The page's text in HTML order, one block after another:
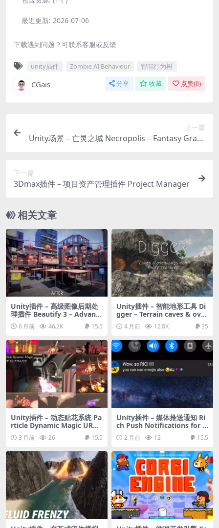
最近更新: 2026-07-06
下载遇到问题？可联系客服或反馈
unity插件 Zombie AI Behaviour 智能行为树
CGais 分享 收藏 点赞(0)
上一篇
Unity场景 – 亡灵之城 Necropolis – Fantasy Grave
下一篇
3Dmax插件 – 项目资产管理插件 Project Manager
相关文章
Unity插件 – 高级图像后期处
理插件 Beautify 3 – Advanc
ed Post Processing
6 月前 46.2K 15.5
Unity插件 – 智能地形工具 Di
gger – Terrain caves & over
hangs
4 月前 12.8K 35
Unity插件 – 动态贴花系统 Pa
rticle Dynamic Magic URP
ULTIMATE – Decals, Particl
es, Radiosity & Splines
3 月前 26 15.5
Unity插件 – 媒体推送通知 Ri
ch Push Notifications for A
ndroid
2 月前 12 15.5